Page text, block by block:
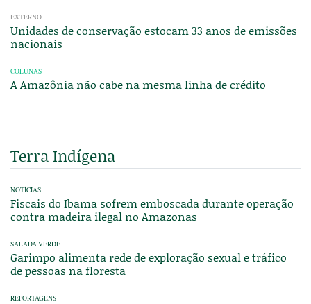
EXTERNO
Unidades de conservação estocam 33 anos de emissões
nacionais
COLUNAS
A Amazônia não cabe na mesma linha de crédito
Terra Indígena
NOTÍCIAS
Fiscais do Ibama sofrem emboscada durante operação
contra madeira ilegal no Amazonas
SALADA VERDE
Garimpo alimenta rede de exploração sexual e tráfico
de pessoas na floresta
REPORTAGENS